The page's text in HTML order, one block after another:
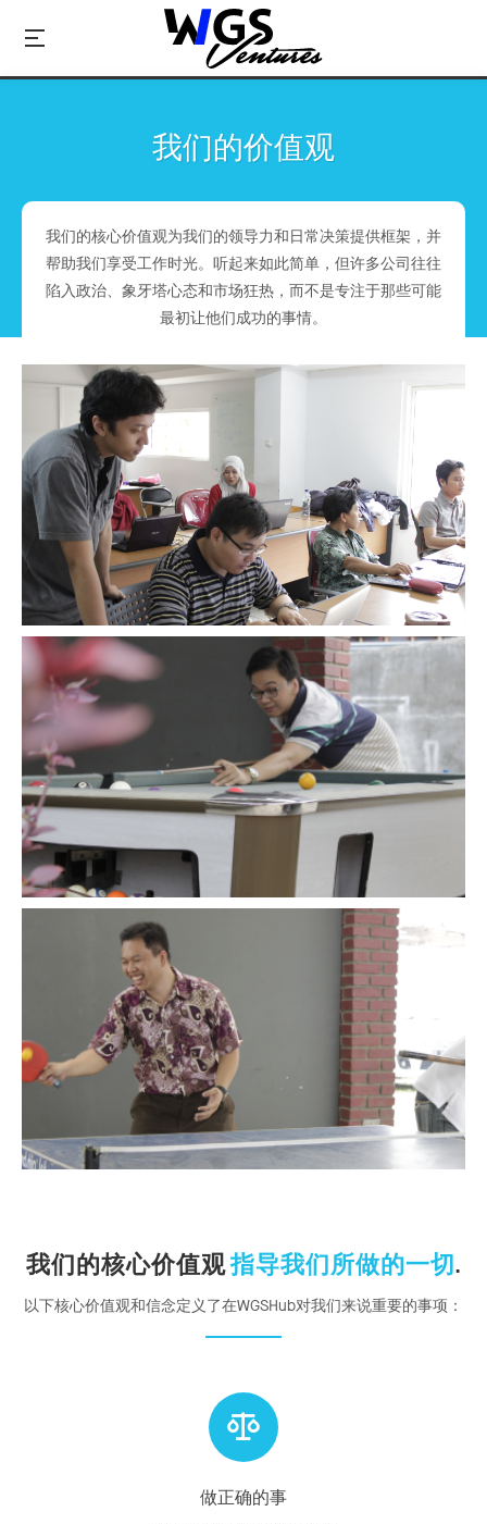
我们的价值观
我们的核心价值观为我们的领导力和日常决策提供框架，并
帮助我们享受工作时光。听起来如此简单，但许多公司往往
陷入政治、象牙塔心态和市场狂热，而不是专注于那些可能
最初让他们成功的事情。
我们的核心价值观指导我们所做的一切.
以下核心价值观和信念定义了在WGSHub对我们来说重要的事项：
做正确的事